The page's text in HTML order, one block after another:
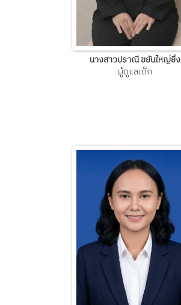
นางสาวปราณี ขยันใหญ่ยิ่ง
ผู้ดูแลเด็ก